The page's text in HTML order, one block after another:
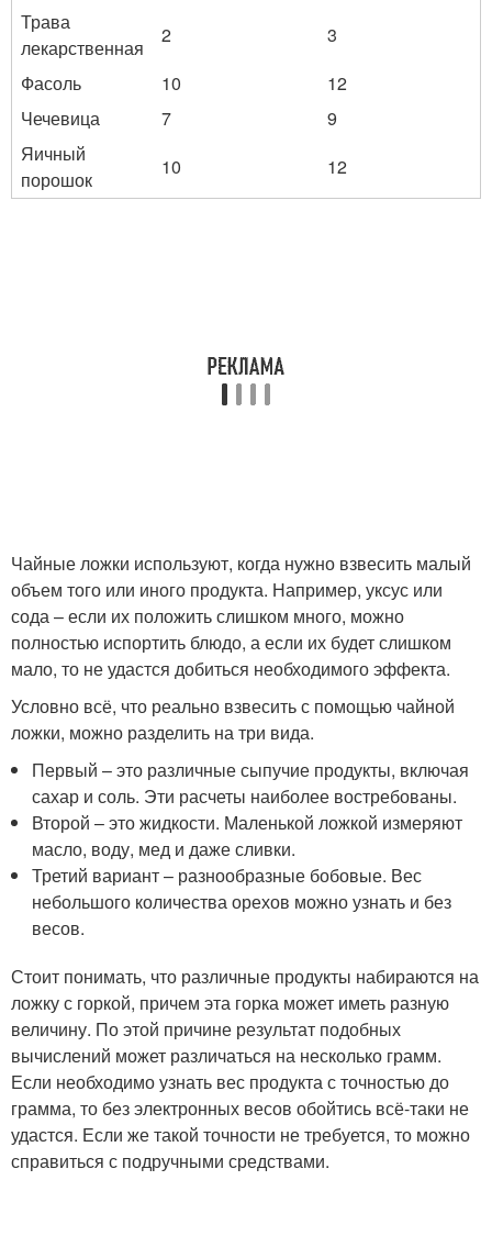
Трава
лекарственная
2
3
Фасоль
10
12
Чечевица
7
9
Яичный
порошок
10 12
Чайные ложки используют, когда нужно взвесить малый
объем того или иного продукта. Например, уксус или
сода – если их положить слишком много, можно
полностью испортить блюдо, а если их будет слишком
мало, то не удастся добиться необходимого эффекта.
Условно всё, что реально взвесить с помощью чайной
ложки, можно разделить на три вида.
Первый – это различные сыпучие продукты, включая
сахар и соль. Эти расчеты наиболее востребованы.
Второй – это жидкости. Маленькой ложкой измеряют
масло, воду, мед и даже сливки.
Третий вариант – разнообразные бобовые. Вес
небольшого количества орехов можно узнать и без
весов.
Стоит понимать, что различные продукты набираются на
ложку с горкой, причем эта горка может иметь разную
величину. По этой причине результат подобных
вычислений может различаться на несколько грамм.
Если необходимо узнать вес продукта с точностью до
грамма, то без электронных весов обойтись всё-таки не
удастся. Если же такой точности не требуется, то можно
справиться с подручными средствами.